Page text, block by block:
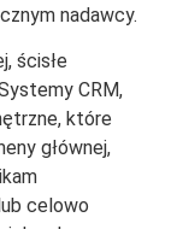
nadawcy.
ścisłe
CRM,
które
głównej,
celowo